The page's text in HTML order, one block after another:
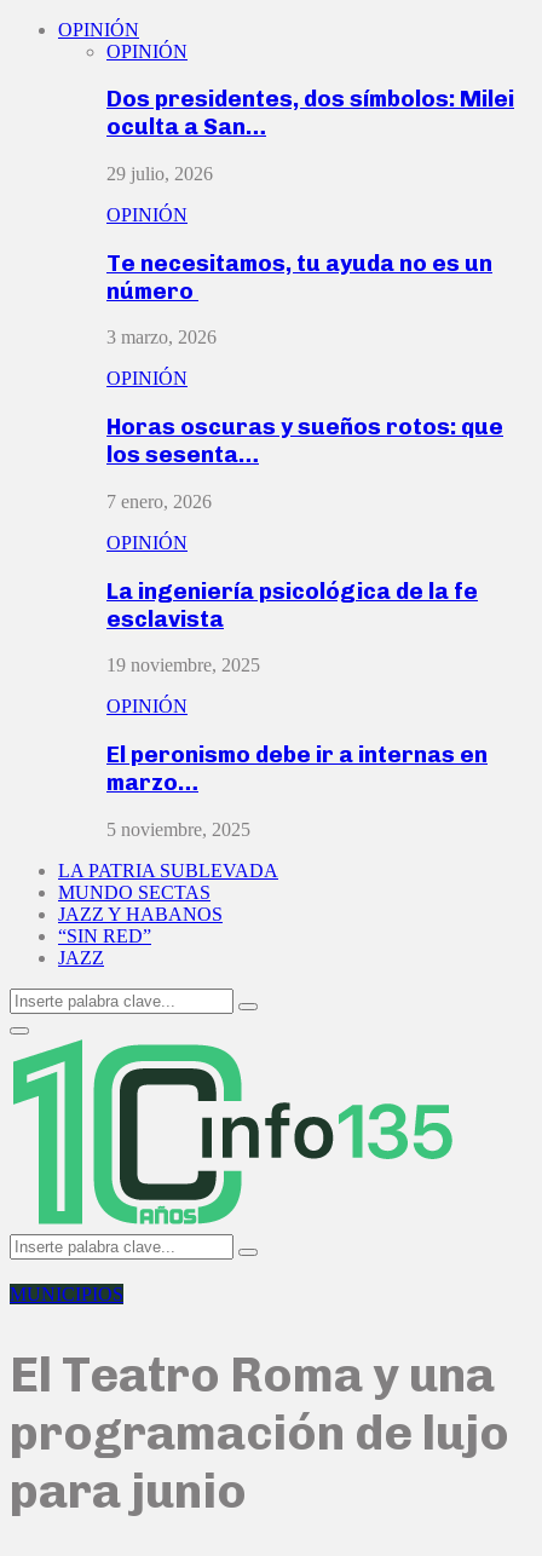
OPINIÓN
OPINIÓN
Dos presidentes, dos símbolos: Milei
oculta a San…
29 julio, 2026
OPINIÓN
Te necesitamos, tu ayuda no es un
número
3 marzo, 2026
OPINIÓN
Horas oscuras y sueños rotos: que
los sesenta…
7 enero, 2026
OPINIÓN
La ingeniería psicológica de la fe
esclavista
19 noviembre, 2025
OPINIÓN
El peronismo debe ir a internas en
marzo…
5 noviembre, 2025
LA PATRIA SUBLEVADA
MUNDO SECTAS
JAZZ Y HABANOS
“SIN RED”
JAZZ
Search
for:
Search
Primary
Menu
Search
for:
Search
MUNICIPIOS
El Teatro Roma y una
programación de lujo
para junio